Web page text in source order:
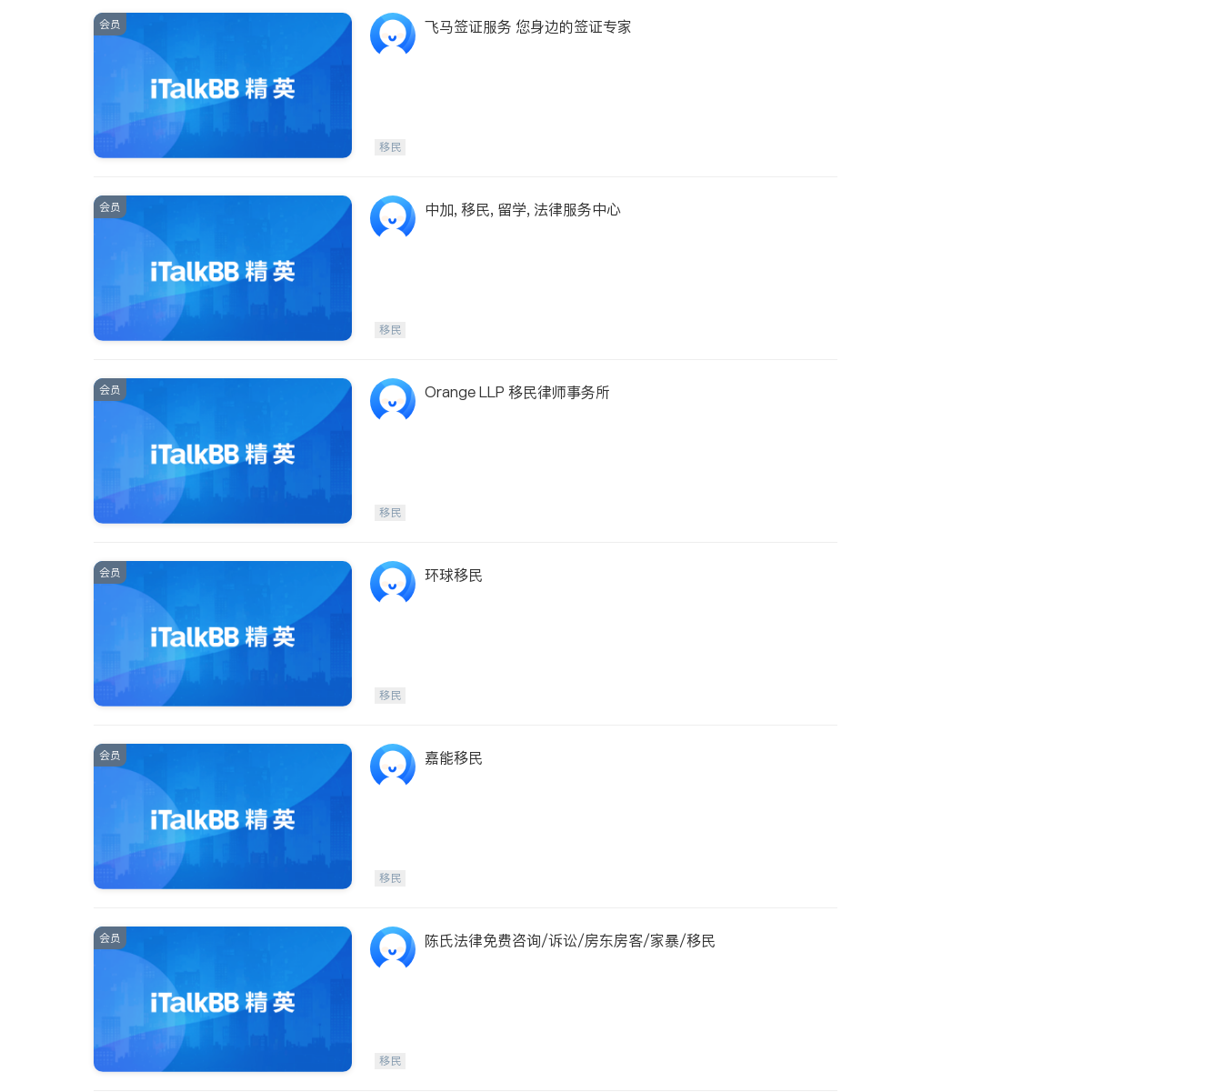
会员 飞马签证服务 您身边的签证专家
移民
会员 中加, 移民, 留学, 法律服务中心
移民
会员 Orange LLP 移民律师事务所
移民
会员 环球移民
移民
会员 嘉能移民
移民
会员 陈氏法律免费咨询/诉讼/房东房客/家暴/移民
移民